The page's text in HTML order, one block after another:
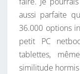
aussi parfaite
36.000 options
petit PC
tablettes,
similitude